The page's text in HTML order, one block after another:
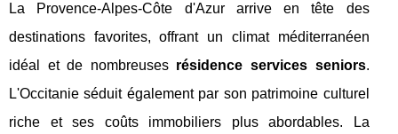
La Provence-Alpes-Côte d'Azur arrive en tête des
destinations favorites, offrant un climat méditerranéen
idéal et de nombreuses résidence services seniors.
L'Occitanie séduit également par son patrimoine culturel
riche et ses coûts immobiliers plus abordables. La